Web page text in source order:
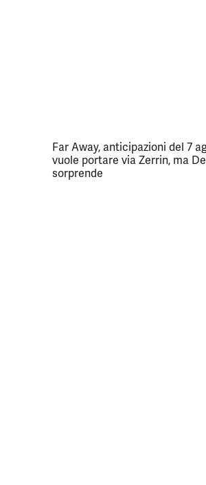
Far Away, anticipazioni del 7
vuole portare via Zerrin, ma
sorprende